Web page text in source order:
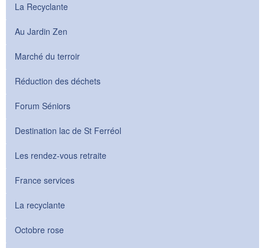
La Recyclante
Au Jardin Zen
Marché du terroir
Réduction des déchets
Forum Séniors
Destination lac de St Ferréol
Les rendez-vous retraite
France services
La recyclante
Octobre rose